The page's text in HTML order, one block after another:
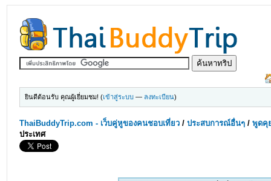
ยินดีต้อนรับ คุณผู้เยี่ยมชม! (เข้าสู่ระบบ — ลงทะเบียน)
ThaiBuddyTrip.com - เว็บคู่หูของคนชอบเที่ยว /ประสบการณ์อื่นๆ /พูดคุ
ประเทศ